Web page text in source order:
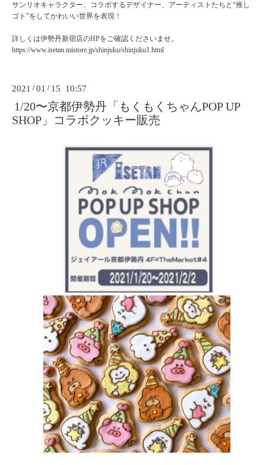
サンリオキャラクター、コラボするデザイナー、アーティストたちと“推し
ゴト”をしてかわいい世界を表現！
詳しくは伊勢丹新宿店のHPをご確認くださいませ。
https://www.isetan.mistore.jp/shinjuku/shinjuku1.htmlㅤㅤㅤㅤㅤㅤㅤㅤㅤㅤㅤㅤㅤ
2021 /01 / 15 10:57
1/20〜京都伊勢丹「もくもくちゃんPOP UP
SHOP」コラボクッキー販売